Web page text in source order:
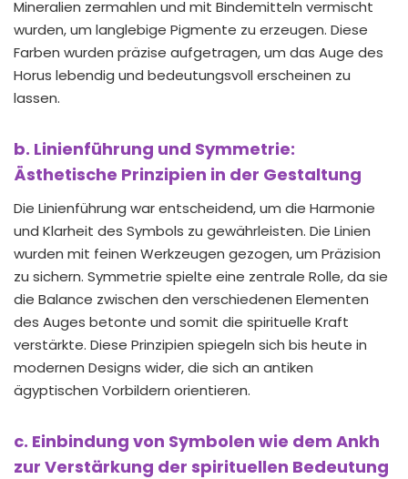
Mineralien zermahlen und mit Bindemitteln vermischt
wurden, um langlebige Pigmente zu erzeugen. Diese
Farben wurden präzise aufgetragen, um das Auge des
Horus lebendig und bedeutungsvoll erscheinen zu
lassen.
b. Linienführung und Symmetrie:
Ästhetische Prinzipien in der Gestaltung
Die Linienführung war entscheidend, um die Harmonie
und Klarheit des Symbols zu gewährleisten. Die Linien
wurden mit feinen Werkzeugen gezogen, um Präzision
zu sichern. Symmetrie spielte eine zentrale Rolle, da sie
die Balance zwischen den verschiedenen Elementen
des Auges betonte und somit die spirituelle Kraft
verstärkte. Diese Prinzipien spiegeln sich bis heute in
modernen Designs wider, die sich an antiken
ägyptischen Vorbildern orientieren.
c. Einbindung von Symbolen wie dem Ankh
zur Verstärkung der spirituellen Bedeutung